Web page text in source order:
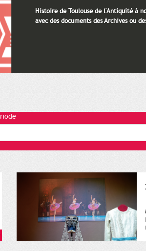
Histoire de Toulouse de l'Antiquité à
avec des documents des Archives ou